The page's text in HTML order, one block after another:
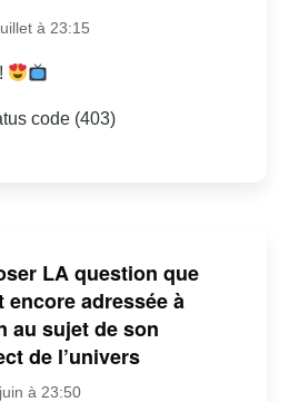
à 23:15
code (403)
LA question que
encore adressée à
au sujet de son
de l’univers
à 23:50